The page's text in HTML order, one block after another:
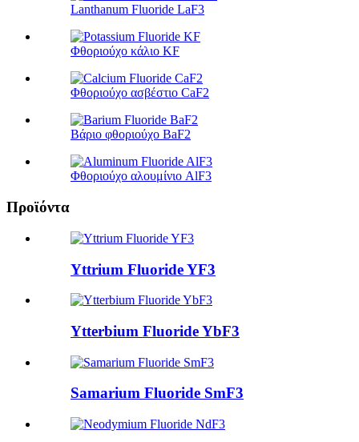
Lanthanum Fluoride LaF3
Φθοριούχο κάλιο KF
Φθοριούχο ασβέστιο CaF2
Βάριο φθοριούχο BaF2
Φθοριούχο αλουμίνιο AlF3
Προϊόντα
Yttrium Fluoride YF3
Ytterbium Fluoride YbF3
Samarium Fluoride SmF3